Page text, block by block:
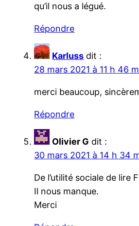
qu’il nous a légué.
Répondre
Karluss dit :
28 mars 2021 à 11 h 46
merci beaucoup,
Répondre
Olivier G dit :
30 mars 2021 à 14 h 34
De l’utilité sociale de lire
Il nous manque.
Merci